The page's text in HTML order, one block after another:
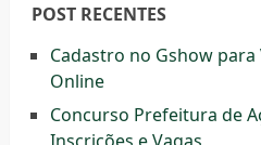
POST RECENTES
Cadastro no Gshow para
Online
Concurso Prefeitura de